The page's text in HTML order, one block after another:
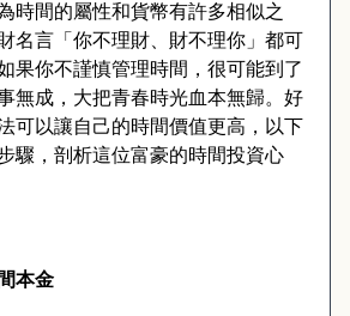
時間的屬性和貨幣有許多相似之
名言 「 你不理財 財不理你 」 都可
果你不謹慎管理時間 ， 很可能到了
無成 ， 大把青春時光血本無歸。 好
可以讓自己的時間價值更高 ， 以下
驟 ， 剖析這位富豪的時間投資心
本金